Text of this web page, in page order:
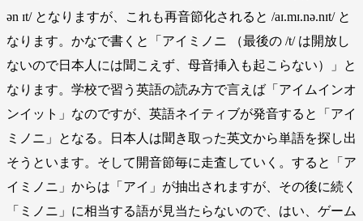
ən ɪt/ となりますが、これも再音節化されると /aɪ.mɪ.nə.nɪt/ と
なります。かなで書くと「アイミノニ （最後の /t/ は開放し
ないので日本人には聞こえず、母音挿入も起こらない）」と
なります。学校で習う英語の読み方で言えば「アイムインオ
ンイット」なのですが、英語ネイティブが発音すると「アイ
ミノニ」となる。日本人は聞き取った英文から単語を探し出
そうといます。そして開音節毎に走査していく。すると「ア
イミノニ」からは「アイ」が抽出されますが、その後に続く
「ミノニ」に相当する語が見当たらないので、はい、ゲーム